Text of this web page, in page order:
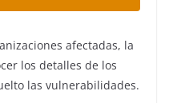
afectadas, la
los detalles de los
las vulnerabilidades.